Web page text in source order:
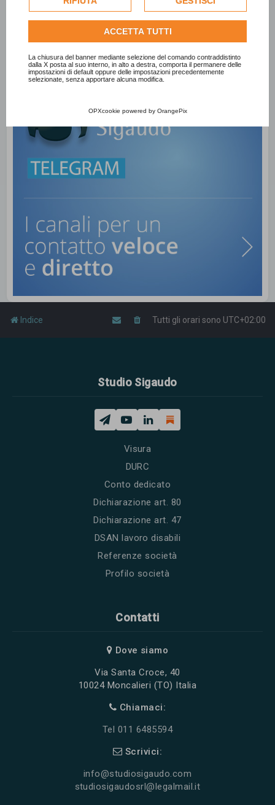
per personalizzare gli annunci pubblicitari. Per ulteriori
informazioni su come Google utilizza i dati raccolti,
politica sulla privacy di Google
Consulta l'informativa cookie completa.
ACCETTA TUTTI
La chiusura del banner mediante selezione del comando contraddistinto
dalla X posta al suo interno, in alto a destra, comporta il permanere delle
impostazioni di default oppure delle impostazioni precedentemente
selezionate, senza apportare alcuna modifica.
OPXcookie powered by OrangePix
Indice Tutti gli orari sono UTC+02:00
Studio Sigaudo
Visura
DURC
Conto dedicato
Dichiarazione art. 80
Dichiarazione art. 47
DSAN lavoro disabili
Referenze società
Profilo società
Contatti
Dove siamo
Via Santa Croce, 40
10024 Moncalieri (TO) Italia
Chiamaci:
Tel 011 6485594
Scrivici:
info@studiosigaudo.com
studiosigaudosrl@legalmail.it